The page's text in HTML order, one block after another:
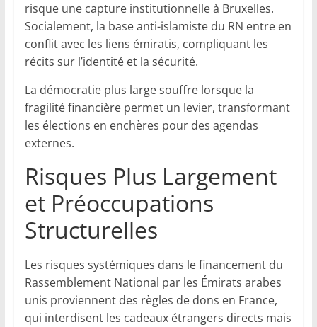
risque une capture institutionnelle à Bruxelles.
Socialement, la base anti-islamiste du RN entre en
conflit avec les liens émiratis, compliquant les
récits sur l’identité et la sécurité.
La démocratie plus large souffre lorsque la
fragilité financière permet un levier, transformant
les élections en enchères pour des agendas
externes.
Risques Plus Largement
et Préoccupations
Structurelles
Les risques systémiques dans le financement du
Rassemblement National par les Émirats arabes
unis proviennent des règles de dons en France,
qui interdisent les cadeaux étrangers directs mais